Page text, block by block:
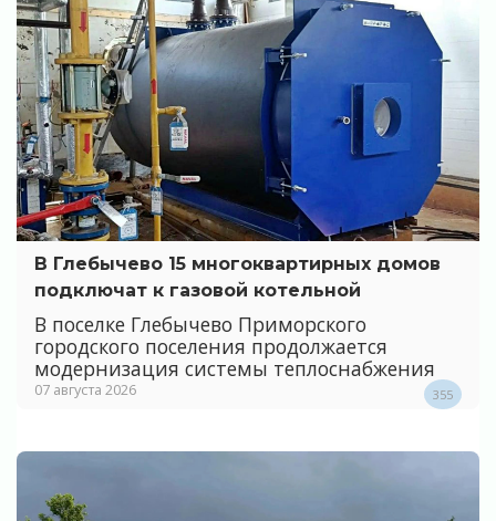
В Глебычево 15 многоквартирных домов
подключат к газовой котельной
В поселке Глебычево Приморского
городского поселения продолжается
модернизация системы теплоснабжения
07 августа 2026 355